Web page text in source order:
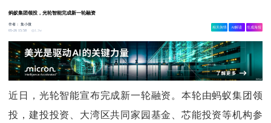
蚂蚁集团领投，光轮智能完成新一轮融资
作者：集小微
05-26 15:58
1.3w
相关舆情 AI解读 生成海报
近日，光轮智能宣布完成新一轮融资。本轮由蚂蚁集团领
投，建投投资、大湾区共同家园基金、芯能投资等机构参